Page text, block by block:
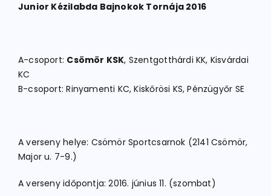
Junior Kézilabda Bajnokok Tornája 2016
A-csoport: Csömör KSK, Szentgotthárdi KK, Kisvárdai
KC
B-csoport: Rinyamenti KC, Kiskőrösi KS, Pénzügyőr SE
A verseny helye: Csömör Sportcsarnok (2141 Csömör,
Major u. 7-9.)
A verseny időpontja: 2016. június 11. (szombat)